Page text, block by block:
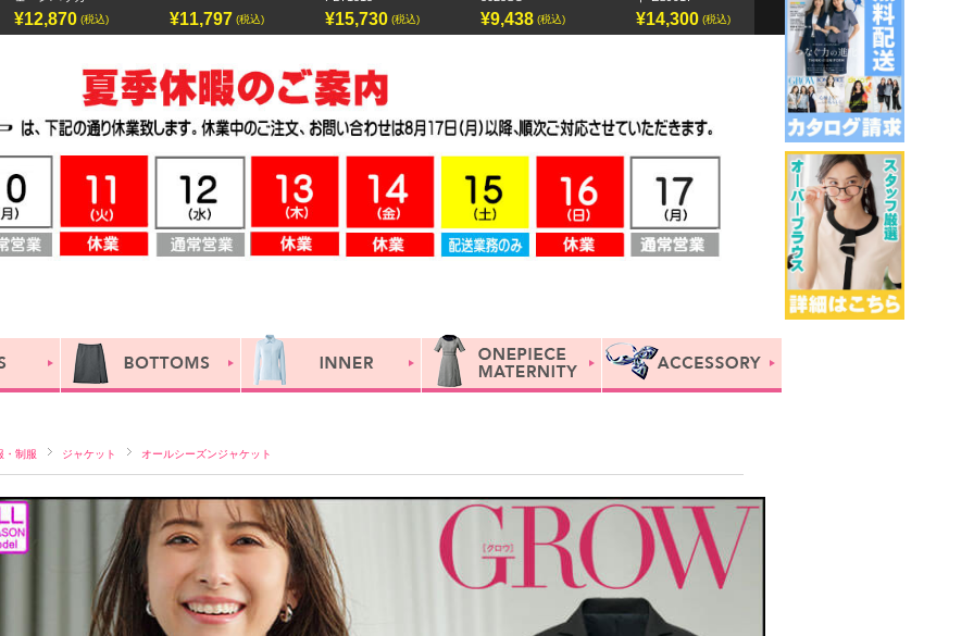
¥11,797 (税込) ¥15,730 (税込) ¥9,438 (税込) ¥14,300 (税込) ¥9,295 (税込) ¥12,155 (税込)
・制服 ジャケット オールシーズンジャケット